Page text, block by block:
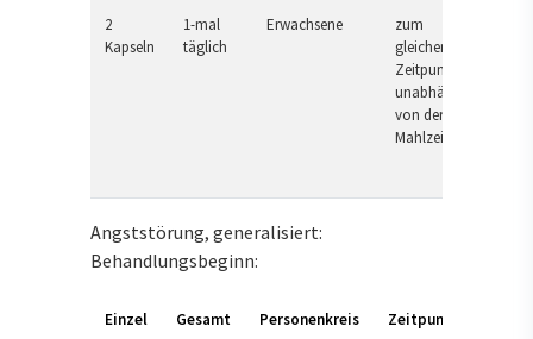
2
Kapseln
1-mal
täglich
Erwachsene
zum
gleichen
Zeitpunkt,
unabhängig
von der
Mahlzeit
Angststörung, generalisiert:
Behandlungsbeginn:
Einzel Gesamt Personenkreis Zeitpunkt